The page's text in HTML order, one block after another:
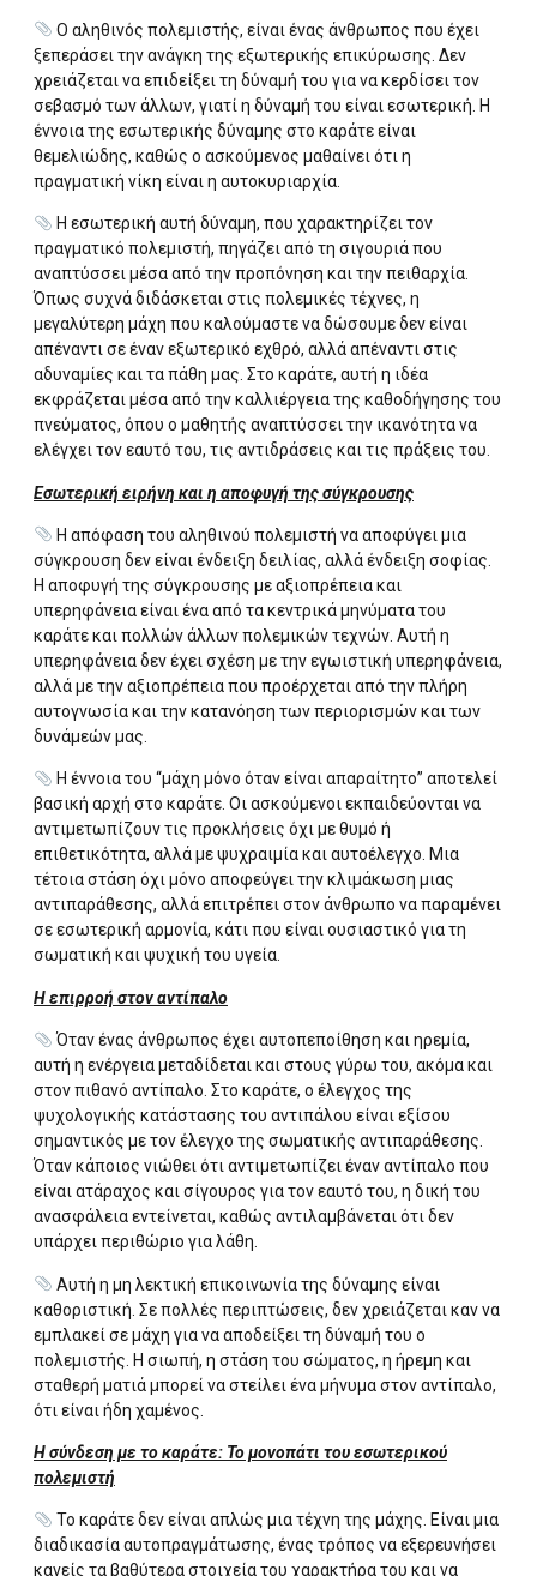
Ο αληθινός πολεμιστής, είναι ένας άνθρωπος που έχει
ξεπεράσει την ανάγκη της εξωτερικής επικύρωσης. Δεν
χρειάζεται να επιδείξει τη δύναμή του για να κερδίσει τον
σεβασμό των άλλων, γιατί η δύναμή του είναι εσωτερική. Η
έννοια της εσωτερικής δύναμης στο καράτε είναι
θεμελιώδης, καθώς ο ασκούμενος μαθαίνει ότι η
πραγματική νίκη είναι η αυτοκυριαρχία.
Η εσωτερική αυτή δύναμη, που χαρακτηρίζει τον
πραγματικό πολεμιστή, πηγάζει από τη σιγουριά που
αναπτύσσει μέσα από την προπόνηση και την πειθαρχία.
Όπως συχνά διδάσκεται στις πολεμικές τέχνες, η
μεγαλύτερη μάχη που καλούμαστε να δώσουμε δεν είναι
απέναντι σε έναν εξωτερικό εχθρό, αλλά απέναντι στις
αδυναμίες και τα πάθη μας. Στο καράτε, αυτή η ιδέα
εκφράζεται μέσα από την καλλιέργεια της καθοδήγησης του
πνεύματος, όπου ο μαθητής αναπτύσσει την ικανότητα να
ελέγχει τον εαυτό του, τις αντιδράσεις και τις πράξεις του.
Εσωτερική ειρήνη και η αποφυγή της σύγκρουσης
Η απόφαση του αληθινού πολεμιστή να αποφύγει μια
σύγκρουση δεν είναι ένδειξη δειλίας, αλλά ένδειξη σοφίας.
Η αποφυγή της σύγκρουσης με αξιοπρέπεια και
υπερηφάνεια είναι ένα από τα κεντρικά μηνύματα του
καράτε και πολλών άλλων πολεμικών τεχνών. Αυτή η
υπερηφάνεια δεν έχει σχέση με την εγωιστική υπερηφάνεια,
αλλά με την αξιοπρέπεια που προέρχεται από την πλήρη
αυτογνωσία και την κατανόηση των περιορισμών και των
δυνάμεών μας.
Η έννοια του “μάχη μόνο όταν είναι απαραίτητο” αποτελεί
βασική αρχή στο καράτε. Οι ασκούμενοι εκπαιδεύονται να
αντιμετωπίζουν τις προκλήσεις όχι με θυμό ή
επιθετικότητα, αλλά με ψυχραιμία και αυτοέλεγχο. Μια
τέτοια στάση όχι μόνο αποφεύγει την κλιμάκωση μιας
αντιπαράθεσης, αλλά επιτρέπει στον άνθρωπο να παραμένει
σε εσωτερική αρμονία, κάτι που είναι ουσιαστικό για τη
σωματική και ψυχική του υγεία.
Η επιρροή στον αντίπαλο
Όταν ένας άνθρωπος έχει αυτοπεποίθηση και ηρεμία,
αυτή η ενέργεια μεταδίδεται και στους γύρω του, ακόμα και
στον πιθανό αντίπαλο. Στο καράτε, ο έλεγχος της
ψυχολογικής κατάστασης του αντιπάλου είναι εξίσου
σημαντικός με τον έλεγχο της σωματικής αντιπαράθεσης.
Όταν κάποιος νιώθει ότι αντιμετωπίζει έναν αντίπαλο που
είναι ατάραχος και σίγουρος για τον εαυτό του, η δική του
ανασφάλεια εντείνεται, καθώς αντιλαμβάνεται ότι δεν
υπάρχει περιθώριο για λάθη.
Αυτή η μη λεκτική επικοινωνία της δύναμης είναι
καθοριστική. Σε πολλές περιπτώσεις, δεν χρειάζεται καν να
εμπλακεί σε μάχη για να αποδείξει τη δύναμή του ο
πολεμιστής. Η σιωπή, η στάση του σώματος, η ήρεμη και
σταθερή ματιά μπορεί να στείλει ένα μήνυμα στον αντίπαλο,
ότι είναι ήδη χαμένος.
Η σύνδεση με το καράτε: Το μονοπάτι του εσωτερικού
πολεμιστή
Το καράτε δεν είναι απλώς μια τέχνη της μάχης. Είναι μια
διαδικασία αυτοπραγμάτωσης, ένας τρόπος να εξερευνήσει
κανείς τα βαθύτερα στοιχεία του χαρακτήρα του και να